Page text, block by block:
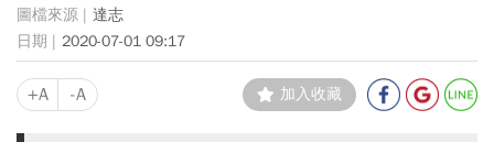
達志
2020-07-01 09:17
+A -A 加入收藏